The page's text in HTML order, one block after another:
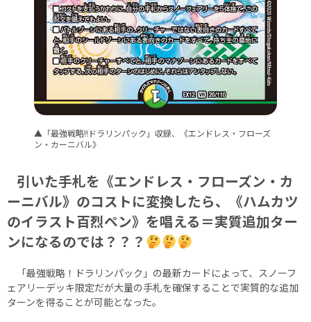
▲「最強戦略!!ドラリンパック」収録、《エンドレス・フローズ
ン・カーニバル》
引いた手札を《エンドレス・フローズン・カ
ーニバル》のコストに変換したら、《ハムカツ
のイラスト百烈ペン》を唱える＝実質追加ター
ンになるのでは？？？
「最強戦略！ドラリンパック」の最新カードによって、スノーフ
ェアリーデッキ限定だが大量の手札を確保することで実質的な追加
ターンを得ることが可能となった。